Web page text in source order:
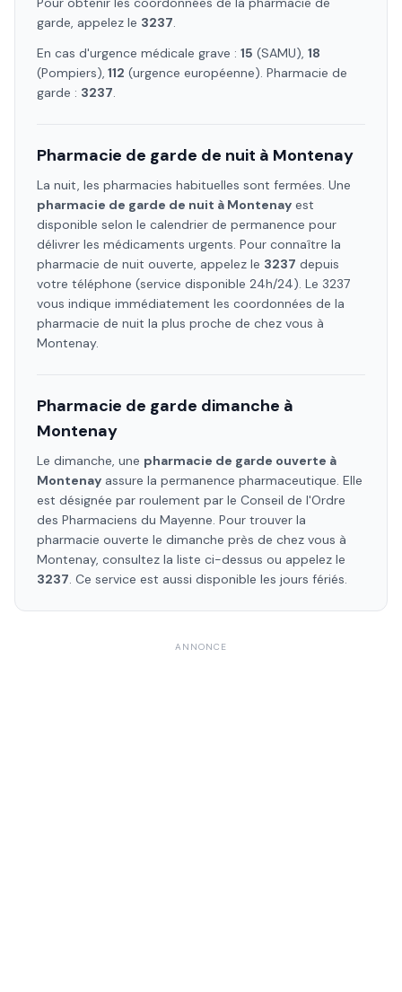
garde, appelez le 3237.
En cas d'urgence médicale grave : 15 (SAMU), 18
(Pompiers), 112 (urgence européenne). Pharmacie de
garde : 3237.
Pharmacie de garde de nuit à Montenay
La nuit, les pharmacies habituelles sont fermées. Une
pharmacie de garde de nuit à Montenay est
disponible selon le calendrier de permanence pour
délivrer les médicaments urgents. Pour connaître la
pharmacie de nuit ouverte, appelez le 3237 depuis
votre téléphone (service disponible 24h/24). Le 3237
vous indique immédiatement les coordonnées de la
pharmacie de nuit la plus proche de chez vous à
Montenay.
Pharmacie de garde dimanche à
Montenay
Le dimanche, une pharmacie de garde ouverte à
Montenay assure la permanence pharmaceutique. Elle
est désignée par roulement par le Conseil de l'Ordre
des Pharmaciens du Mayenne. Pour trouver la
pharmacie ouverte le dimanche près de chez vous à
Montenay, consultez la liste ci-dessus ou appelez le
3237. Ce service est aussi disponible les jours fériés.
ANNONCE